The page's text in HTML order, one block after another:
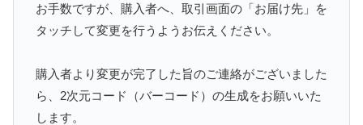
お手数ですが、購入者へ、取引画面の「お届け先」を
タッチして変更を行うようお伝えください。
購入者より変更が完了した旨のご連絡がございました
ら、2次元コード（バーコード）の生成をお願いいた
します。